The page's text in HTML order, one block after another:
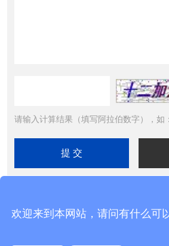
请输入计算结果（填写阿拉伯数字），如
欢迎来到本网站，请问有什么可